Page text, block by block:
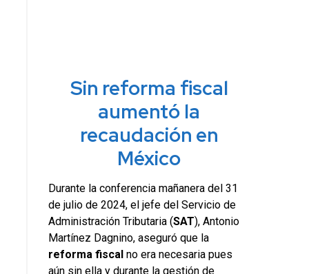
Sin reforma fiscal
aumentó la
recaudación en
México
Durante la conferencia mañanera del 31
de julio de 2024, el jefe del Servicio de
Administración Tributaria (SAT), Antonio
Martínez Dagnino, aseguró que la
reforma fiscalno era necesaria pues
aún sin ella y durante la gestión de